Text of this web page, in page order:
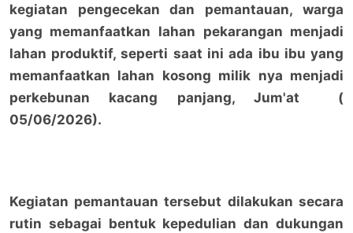
kegiatan pengecekan dan pemantauan, warga
yang memanfaatkan lahan pekarangan menjadi
lahan produktif, seperti saat ini ada ibu ibu yang
memanfaatkan lahan kosong milik nya menjadi
perkebunan kacang panjang, Jum'at (
05/06/2026).
Kegiatan pemantauan tersebut dilakukan secara
rutin sebagai bentuk kepedulian dan dukungan